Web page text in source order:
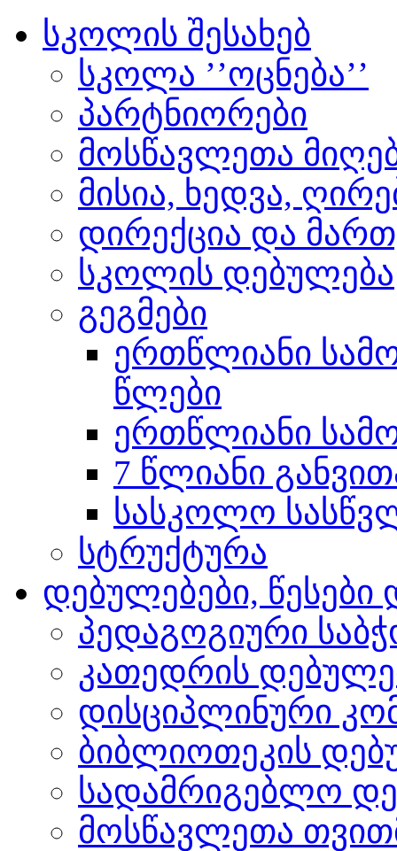
სკოლის შესახებ
სკოლა ’’ოცნება’’
პარტნიორები
მოსწავლეთა
მისია, ხედვა,
დირექცია და
სკოლის დებულება
გეგმები
ერთწლიანი
წლები
ერთწლიანი
7 წლიანი
სასკოლო
სტრუქტურა
დებულებები,
პედაგოგიური
კათედრის
დისციპლინური
ბიბლიოთეკის
სადამრიგებლო
მოსწავლეთა